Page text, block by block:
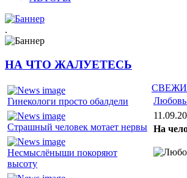
.
НА ЧТО ЖАЛУЕТЕСЬ
Гинекологи просто обалдели
Страшный человек мотает нервы
Несмыслёныши покоряют
высоту
На